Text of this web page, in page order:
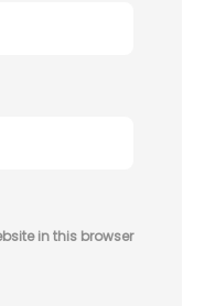
in this browser